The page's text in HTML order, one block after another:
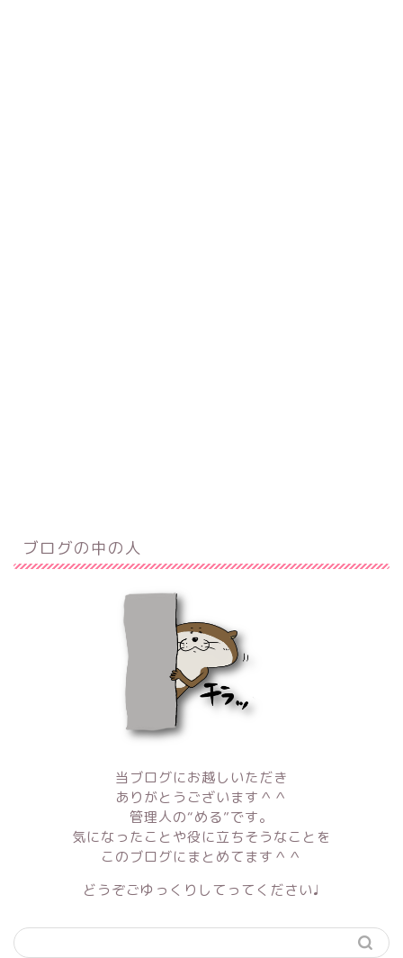
ブログの中の人
当ブログにお越しいただき
ありがとうございます＾＾
管理人の“める”です。
気になったことや役に立ちそうなことを
このブログにまとめてます＾＾
どうぞごゆっくりしてってください♩